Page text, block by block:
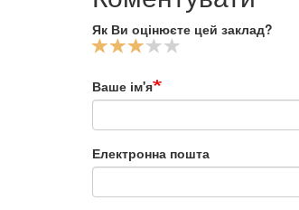
Як Ви оцінюєте цей заклад?
Ваше ім'я
Електронна пошта